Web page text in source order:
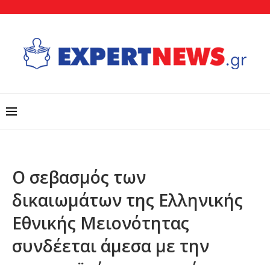
Ο σεβασμός των
δικαιωμάτων της Ελληνικής
Εθνικής Μειονότητας
συνδέεται άμεσα με την